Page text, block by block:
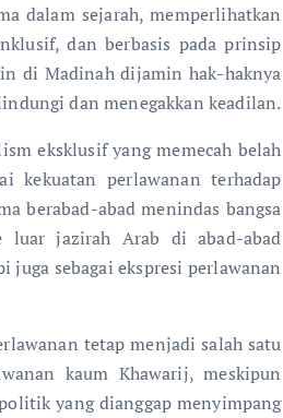
dalam sejarah, memperlihatkan
dan berbasis pada prinsip
di Madinah dijamin hak-haknya
dan menegakkan keadilan.
eksklusif yang memecah belah
kekuatan perlawanan terhadap
berabad-abad menindas bangsa
jazirah Arab di abad-abad
juga sebagai ekspresi perlawanan
tetap menjadi salah satu
kaum Khawarij, meskipun
yang dianggap menyimpang